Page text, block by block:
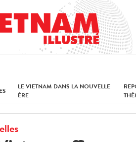
LE VIETNAM DANS LA NOUVELLE
ÈRE